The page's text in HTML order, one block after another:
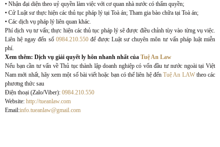
• Nhận đại diện theo uỷ quyền làm việc với cơ quan nhà nước có thẩm quyền;
• Cử Luật sư thực hiện các thủ tục pháp lý tại Toà án; Tham gia bào chữa tại Toà án;
• Các dịch vụ pháp lý liên quan khác.
Phí dịch vụ tư vấn; thực hiện các thủ tục pháp lý sẽ được điều chỉnh tùy vào từng vụ việc.
Liên hệ ngay đến số 0984.210.550 để được Luật sư chuyên môn tư vấn pháp luật miễn
phí.
Xem thêm: Dịch vụ giải quyết ly hôn nhanh nhất của Tuệ An Law
Nếu bạn cần tư vấn về Thủ tục thành lập doanh nghiệp có vốn đầu tư nước ngoài tại Việt
Nam mới nhất, hãy xem một số bài viết hoặc bạn có thể liên hệ đến Tuệ An LAWtheo các
phương thức sau
Điện thoại (Zalo/Viber): 0984.210.550
Website: http://tueanlaw.com
Email:info.tueanlaw@gmail.com